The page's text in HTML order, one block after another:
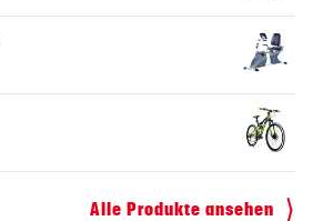
Alle Produkte ansehen